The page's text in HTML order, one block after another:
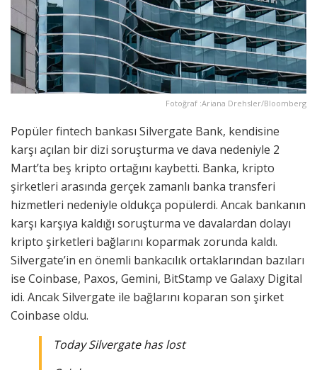
Fotoğraf :Ariana Drehsler/Bloomberg
Popüler fintech bankası Silvergate Bank, kendisine
karşı açılan bir dizi soruşturma ve dava nedeniyle 2
Mart’ta beş kripto ortağını kaybetti. Banka, kripto
şirketleri arasında gerçek zamanlı banka transferi
hizmetleri nedeniyle oldukça popülerdi. Ancak bankanın
karşı karşıya kaldığı soruşturma ve davalardan dolayı
kripto şirketleri bağlarını koparmak zorunda kaldı.
Silvergate’in en önemli bankacılık ortaklarından bazıları
ise Coinbase, Paxos, Gemini, BitStamp ve Galaxy Digital
idi. Ancak Silvergate ile bağlarını koparan son şirket
Coinbase oldu.
Today Silvergate has lost